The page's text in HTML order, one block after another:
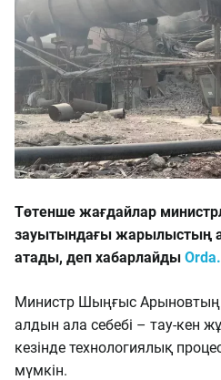
Төтенше жағдайлар
зауытындағы жарылыстың
атады, деп хабарлайды
Министр Шыңғыс
алдын ала себебі – тау-кен
кезінде технологиялық
мүмкін.